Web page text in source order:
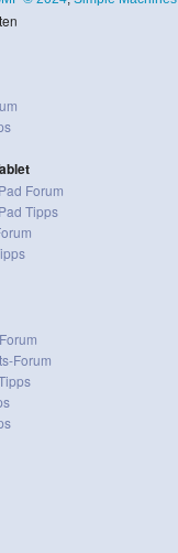
Forum
Tipps
Forum